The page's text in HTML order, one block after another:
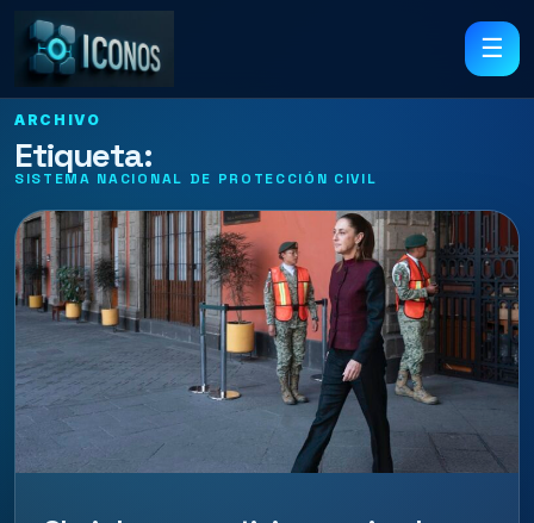
☰
ARCHIVO
Etiqueta:
SISTEMA NACIONAL DE PROTECCIÓN CIVIL